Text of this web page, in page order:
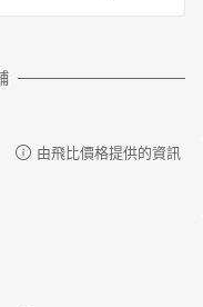
由飛比價格提供的資訊